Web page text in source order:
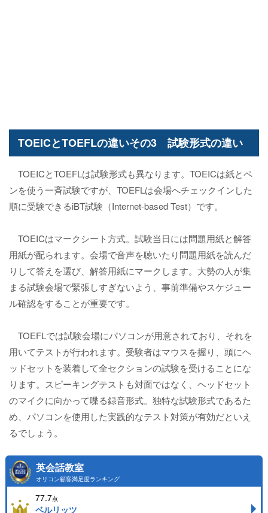
TOEICとTOEFLの違いその3 試験形式の違い
TOEICとTOEFLは試験形式も異なります。TOEICは紙とペ
ンを使う一斉試験ですが、TOEFLは会場へチェックインした
順に受験できるiBT試験（Internet-based Test）です。
TOEICはマークシート方式。試験当日には問題用紙と解答
用紙が配られます。会場で音声を聴いたり問題用紙を読んだ
りして答えを選び、解答用紙にマークします。大勢の人が集
まる試験会場で緊張しすぎないよう、事前準備やスケジュー
ル確認をすることが重要です。
TOEFLでは試験会場にパソコンが用意されており、それを
用いてテストが行われます。受験者はマウスを握り、頭にヘ
ッドセットを装着して全セクションの試験を受けることにな
ります。スピーキングテストも対面ではなく、ヘッドセット
のマイクに向かって喋る録音形式。独特な試験形式であるた
め、パソコンを使用した実践的なテスト対策が有効だといえ
るでしょう。
英会話教室
オリコン顧客満足度ランキング
77.7点
ベルリッツ